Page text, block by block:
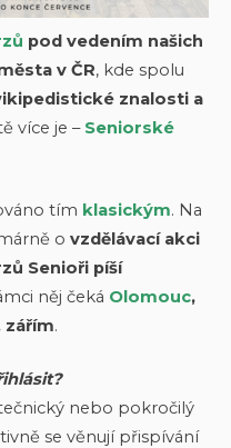
pod vedením našich
v ČR, kde spolu
znalosti a
více je – Seniorské
tím klasickým. Na
o vzdělávací akci
Senioři píší
něj čeká Olomouc,
zářím.
nebo pokročilý
se věnují přispívání